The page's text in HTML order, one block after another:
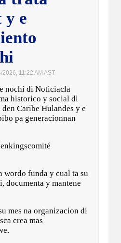
y e
2026, 11:22 AM AST
nochi di Noticiacla
historico y social di
Caribe Hulandes y e
pa generacionnan
wordo funda y cual ta su
documenta y mantene
mes na organizacion di
crea mas